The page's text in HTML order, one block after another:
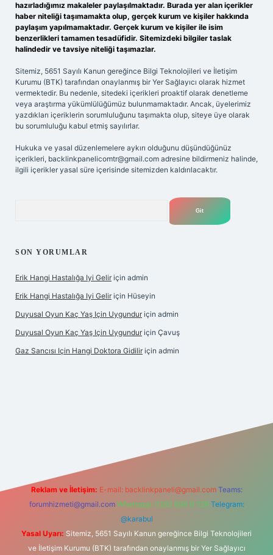
hazırladığımız makaleler paylaşılmaktadır. Burada yer alan içerikler
haber niteliği taşımamakta olup, gerçek kurum ve kişiler hakkında
paylaşım yapılmamaktadır. Gerçek kurum ve kişiler ile isim
benzerlikleri tamamen tesadüfidir. Sitemizdeki bilgiler taslak
halindedir ve tavsiye niteliği taşımazlar.
Sitemiz, 5651 Sayılı Kanun gereğince Bilgi Teknolojileri ve İletişim
Kurumu (BTK) tarafından onaylanmış bir Yer Sağlayıcı olarak hizmet
vermektedir. Bu nedenle, sitedeki içerikleri proaktif olarak denetleme
veya araştırma yükümlülüğümüz bulunmamaktadır. Ancak, üyelerimiz
yazdıkları içeriklerin sorumluluğunu taşımakta olup, siteye üye olarak
bu sorumluluğu kabul etmiş sayılırlar.
Hukuka ve yasal düzenlemelere aykırı olduğunu düşündüğünüz
içerikleri, backlinkpanelicomtr@gmail.com adresine bildirmeniz halinde,
ilgili içerikler yasal süre içerisinde sitemizden kaldırılacaktır.
SON YORUMLAR
Erik Hangi Hastalığa Iyi Gelir için admin
Erik Hangi Hastalığa Iyi Gelir için Hüseyin
Duyusal Oyun Kaç Yaş Için Uygundur için admin
Duyusal Oyun Kaç Yaş Için Uygundur için Çavuş
Gaz Sancısı Için Hangi Doktora Gidilir için admin
Reklam ve İletişim: E-mail: backlinkpaneli@gmail.com Teams:
forumhizmeti@gmail.com Whatsapp: 0262 606 0 726 Telegram:
@karabul
Yasal Uyarı: Sitemiz, 5651 Sayılı Kanun gereğince Bilgi Teknolojileri
ve İletişim Kurumu (BTK) tarafından onaylanmış bir Yer Sağlayıcı